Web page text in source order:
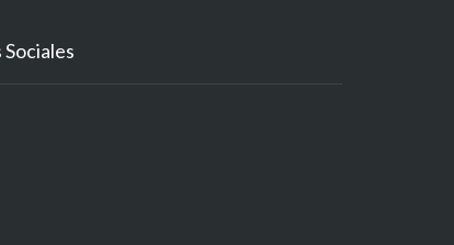
Sociales